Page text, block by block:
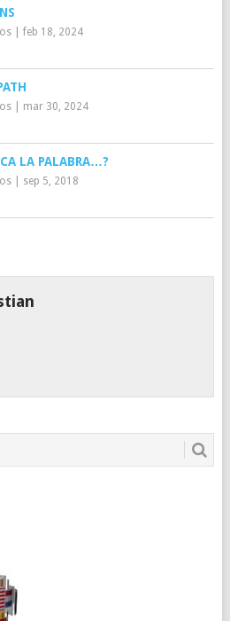
| feb 18, 2024
| mar 30, 2024
LA PALABRA…?
| sep 5, 2018